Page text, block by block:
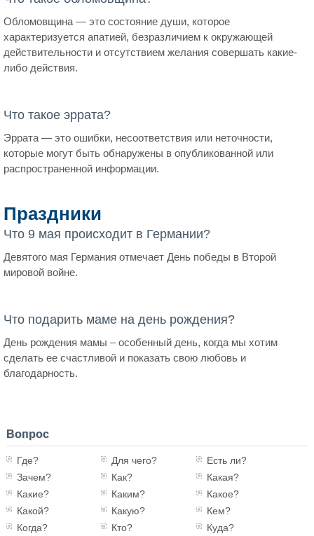
Обломовщина — это состояние души, которое
характеризуется апатией, безразличием к окружающей
действительности и отсутствием желания совершать какие-
либо действия.
Что такое эррата?
Эррата — это ошибки, несоответствия или неточности,
которые могут быть обнаружены в опубликованной или
распространенной информации.
Праздники
Что 9 мая происходит в Германии?
Девятого мая Германия отмечает День победы в Второй
мировой войне.
Что подарить маме на день рождения?
День рождения мамы – особенный день, когда мы хотим
сделать ее счастливой и показать свою любовь и
благодарность.
Вопрос
Где? Для чего?
Есть ли?
Зачем?
Как?
Какая?
Какие?
Каким?
Какое?
Какой?
Какую?
Кем?
Когда?
Кто?
Куда?